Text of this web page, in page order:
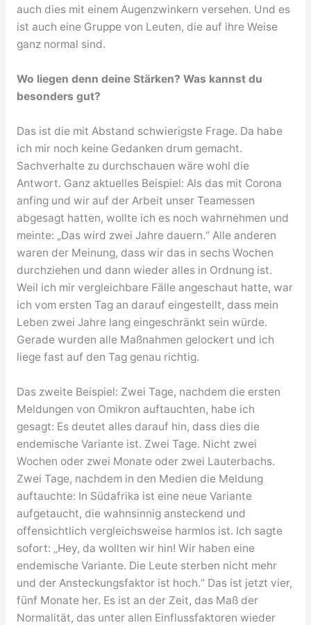
auch dies mit einem Augenzwinkern versehen. Und es
ist auch eine Gruppe von Leuten, die auf ihre Weise
ganz normal sind.
Wo liegen denn deine Stärken? Was kannst du
besonders gut?
Das ist die mit Abstand schwierigste Frage. Da habe
ich mir noch keine Gedanken drum gemacht.
Sachverhalte zu durchschauen wäre wohl die
Antwort. Ganz aktuelles Beispiel: Als das mit Corona
anfing und wir auf der Arbeit unser Teamessen
abgesagt hatten, wollte ich es noch wahrnehmen und
meinte: „Das wird zwei Jahre dauern.“ Alle anderen
waren der Meinung, dass wir das in sechs Wochen
durchziehen und dann wieder alles in Ordnung ist.
Weil ich mir vergleichbare Fälle angeschaut hatte, war
ich vom ersten Tag an darauf eingestellt, dass mein
Leben zwei Jahre lang eingeschränkt sein würde.
Gerade wurden alle Maßnahmen gelockert und ich
liege fast auf den Tag genau richtig.
Das zweite Beispiel: Zwei Tage, nachdem die ersten
Meldungen von Omikron auftauchten, habe ich
gesagt: Es deutet alles darauf hin, dass dies die
endemische Variante ist. Zwei Tage. Nicht zwei
Wochen oder zwei Monate oder zwei Lauterbachs.
Zwei Tage, nachdem in den Medien die Meldung
auftauchte: In Südafrika ist eine neue Variante
aufgetaucht, die wahnsinnig ansteckend und
offensichtlich vergleichsweise harmlos ist. Ich sagte
sofort: „Hey, da wollten wir hin! Wir haben eine
endemische Variante. Die Leute sterben nicht mehr
und der Ansteckungsfaktor ist hoch.“ Das ist jetzt vier,
fünf Monate her. Es ist an der Zeit, das Maß der
Normalität, das unter allen Einflussfaktoren wieder